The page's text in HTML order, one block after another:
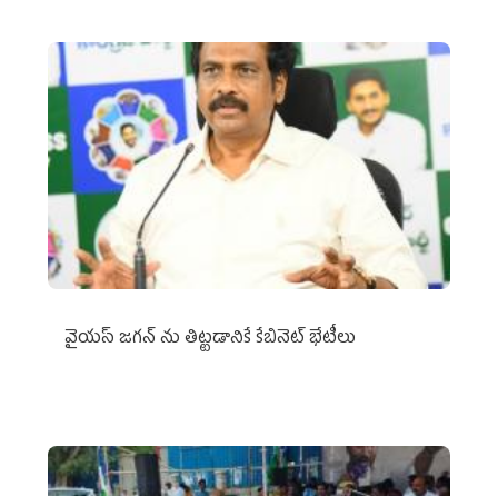
వైయ‌స్ జగన్‌ ను తిట్టడానికే కేబినెట్‌ భేటీలు